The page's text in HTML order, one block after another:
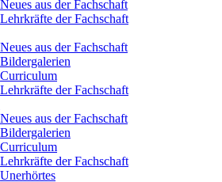
Neues aus der Fachschaft
Lehrkräfte der Fachschaft
Neues aus der Fachschaft
Bildergalerien
Curriculum
Lehrkräfte der Fachschaft
Neues aus der Fachschaft
Bildergalerien
Curriculum
Lehrkräfte der Fachschaft
Unerhörtes